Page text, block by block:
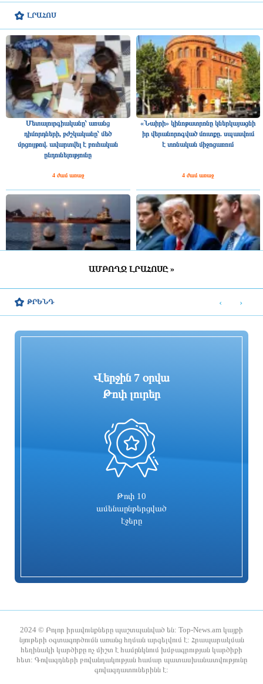
ԼՐԱՀՈՍ
Մետալուրգիականը՝ առանց
դիմորդների, բժշկականը՝ մեծ
մրցույթով. ավարտվել է բուհական
ընդունելությունը
4 ժամ առաջ
«Նաիրի» կինոթատրոնը կներկայացնի
իր վերանորոգված մուտքը. սպասվում
է տոնական միջոցառում
4 ժամ առաջ
նեղուցը վերահսկելու իրավունք կտա.
Reuters
Պակիստանի, Հայաստանի եւ ողջ
Կովկասի միջեւ մեծ հեռանկարներ է
տեսնում ՌԴ-ում Իսլամաբադի
Գյումրու համայնքապետարանի
նկատմամբ վստահության անկման և
կառույցի անգործության հերթական
փաստը՝ լուսանկարներով․ ՔՊ
առանց խախտումների․
3 ժամ առաջ
անցանելի են
3 ժամ առաջ
ԱՄԲՈՂՋ ԼՐԱՀՈՍԸ »
ԹՐԵՆԴ
Վերջին 7 օրվա
Թոփ լուրեր
Թոփ 10
ամենաընթերցված
էջերը
‹ ›
2024 © Բոլոր իրավունքները պաշտպանված են: Top-News.am կայքի
նյութերի օգտագործումն առանց հղման արգելվում է: Հրապարակման
հեղինակի կարծիքը ոչ միշտ է համընկնում խմբագրության կարծիքի
հետ: Գովազդների բովանդակության համար պատասխանատվությունը
գովազդատուներինն է: